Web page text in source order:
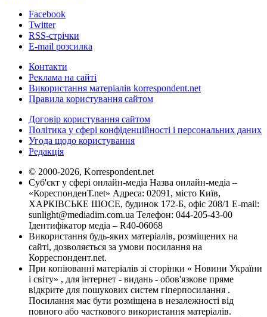
Facebook
Twitter
RSS-стрічки
E-mail розсилка
Контакти
Реклама на сайті
Використання матеріалів korrespondent.net
Правила користування сайтом
Договір користування сайтом
Політика у сфері конфіденційності і персональних даних
Угода щодо користування
Редакція
© 2000-2026, Korrespondent.net
Суб'єкт у сфері онлайн-медіа Назва онлайн-медіа –
«КореспонденТ.net» Адреса: 02091, місто Київ,
ХАРКІВСЬКЕ ШОСЕ, будинок 172-Б, офіс 208/1 E-mail:
sunlight@mediadim.com.ua Телефон: 044-205-43-00
Ідентифікатор медіа – R40-06068
Використання будь-яких матеріалів, розміщених на
сайті, дозволяється за умови посилання на
Корреспондент.net.
При копіюванні матеріалів зі сторінки « Новини України
і світу» , для інтернет - видань - обов'язкове пряме
відкрите для пошукових систем гіперпосилання .
Посилання має бути розміщена в незалежності від
повного або часткового використання матеріалів.